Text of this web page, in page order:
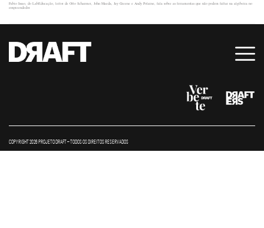
Fabio Issao, do LabEducação, leitor de Otto Scharmer, John Maeda, Jay Greene e Andy Polaine, fala sobre as ferramentas que não podem faltar na algibeira no
empreendedor
COPYRIGHT 2026 PROJETO DRAFT – TODOS OS DIREITOS RESERVADOS